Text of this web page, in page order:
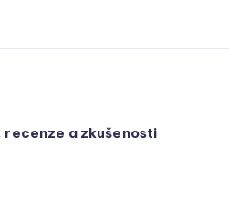
recenze a zkušenosti